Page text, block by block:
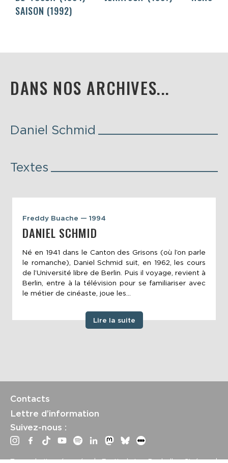
SAISON (1992)
DANS NOS ARCHIVES...
Daniel Schmid
Textes
Freddy Buache — 1994
DANIEL SCHMID
Né en 1941 dans le Canton des Grisons (où l’on parle
le romanche), Daniel Schmid suit, en 1962, les cours
de l’Université libre de Berlin. Puis il voyage, revient à
Berlin, entre à la télévision pour se familiariser avec
le métier de cinéaste, joue les...
Lire la suite
Contacts
Lettre d’information
Suivez-nous :
Tous droits réservés | Festival La Rochelle Cinéma |